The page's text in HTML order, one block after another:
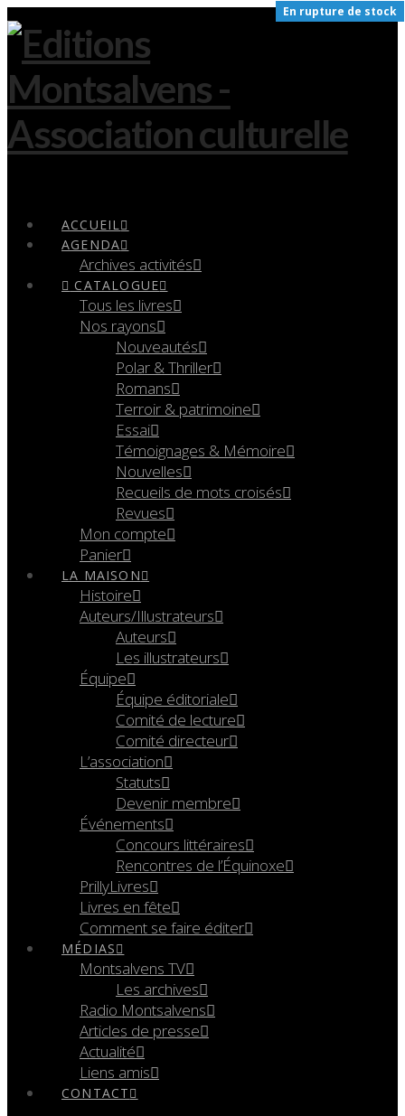
ACCUEIL
AGENDA
Archives activités
CATALOGUE
Tous les livres
Nos rayons
Nouveautés
Polar & Thriller
Romans
Terroir & patrimoine
Essai
Témoignages & Mémoire
Nouvelles
Recueils de mots croisés
Revues
Mon compte
Panier
LA MAISON
Histoire
Auteurs/Illustrateurs
Auteurs
Les illustrateurs
Équipe
Équipe éditoriale
Comité de lecture
Comité directeur
L’association
Statuts
Devenir membre
Événements
Concours littéraires
Rencontres de l’Équinoxe
PrillyLivres
Livres en fête
Comment se faire éditer
MÉDIAS
Montsalvens TV
Les archives
Radio Montsalvens
Articles de presse
Actualité
Liens amis
CONTACT
En rupture de stock